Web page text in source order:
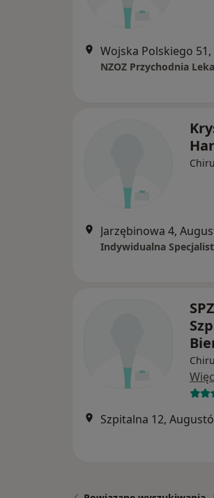
Wojska Polskiego
NZOZ Przychodnia
Jarzębinowa 4,
Szpitalna 12,